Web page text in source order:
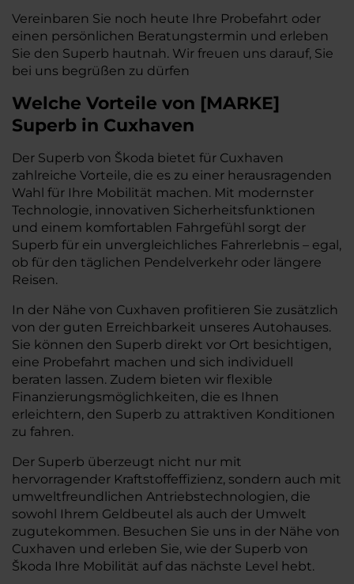
Vereinbaren Sie noch heute Ihre Probefahrt oder
einen persönlichen Beratungstermin und erleben
Sie den Superb hautnah. Wir freuen uns darauf, Sie
bei uns begrüßen zu dürfen
Welche Vorteile von [MARKE]
Superb in Cuxhaven
Der Superb von Škoda bietet für Cuxhaven
zahlreiche Vorteile, die es zu einer herausragenden
Wahl für Ihre Mobilität machen. Mit modernster
Technologie, innovativen Sicherheitsfunktionen
und einem komfortablen Fahrgefühl sorgt der
Superb für ein unvergleichliches Fahrerlebnis – egal,
ob für den täglichen Pendelverkehr oder längere
Reisen.
In der Nähe von Cuxhaven profitieren Sie zusätzlich
von der guten Erreichbarkeit unseres Autohauses.
Sie können den Superb direkt vor Ort besichtigen,
eine Probefahrt machen und sich individuell
beraten lassen. Zudem bieten wir flexible
Finanzierungsmöglichkeiten, die es Ihnen
erleichtern, den Superb zu attraktiven Konditionen
zu fahren.
Der Superb überzeugt nicht nur mit
hervorragender Kraftstoffeffizienz, sondern auch mit
umweltfreundlichen Antriebstechnologien, die
sowohl Ihrem Geldbeutel als auch der Umwelt
zugutekommen. Besuchen Sie uns in der Nähe von
Cuxhaven und erleben Sie, wie der Superb von
Škoda Ihre Mobilität auf das nächste Level hebt.